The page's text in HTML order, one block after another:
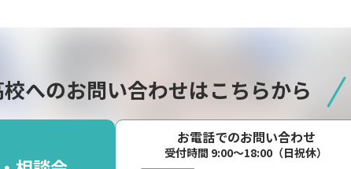
へのお問い合わせはこちらから
お電話でのお問い合わせ
受付時間 9:00〜18:00（日祝休）